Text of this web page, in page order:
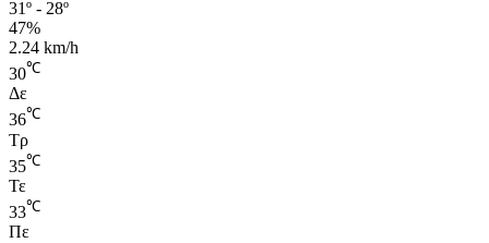
31º - 28º
47%
2.24 km/h
30℃
Δε
36℃
Τρ
35℃
Τε
33℃
Πε